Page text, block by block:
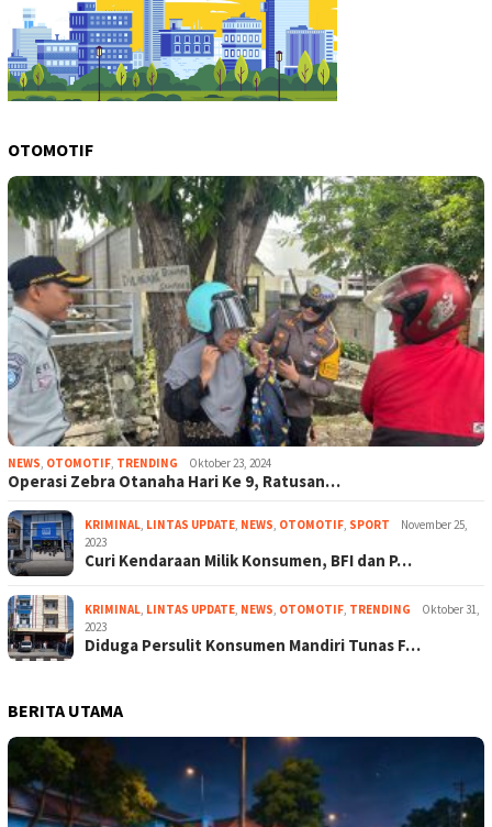
OTOMOTIF
NEWS OTOMOTIF TRENDING Oktober 23, 2024
Operasi Zebra Otanaha Hari Ke 9, Ratusan…
KRIMINAL LINTAS UPDATE NEWS OTOMOTIF SPORT
November 25,
2023
Curi Kendaraan Milik Konsumen, BFI dan P…
KRIMINAL LINTAS UPDATE NEWS OTOMOTIF TRENDING
Oktober 31,
2023
Diduga Persulit Konsumen Mandiri Tunas F…
BERITA UTAMA